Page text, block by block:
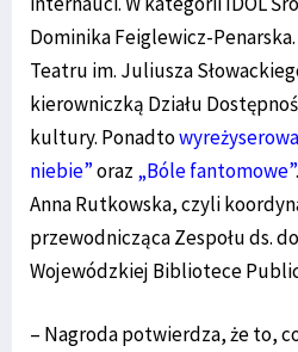
Dominika Feiglewicz-
Teatru im. Juliusza
kierowniczką Działu
kultury. Ponadto
niebie”oraz „Bóle fantomowe”
Anna Rutkowska, czyli
przewodnicząca Zespołu ds.
Wojewódzkiej Bibliotece
– Nagroda potwierdza, że to,